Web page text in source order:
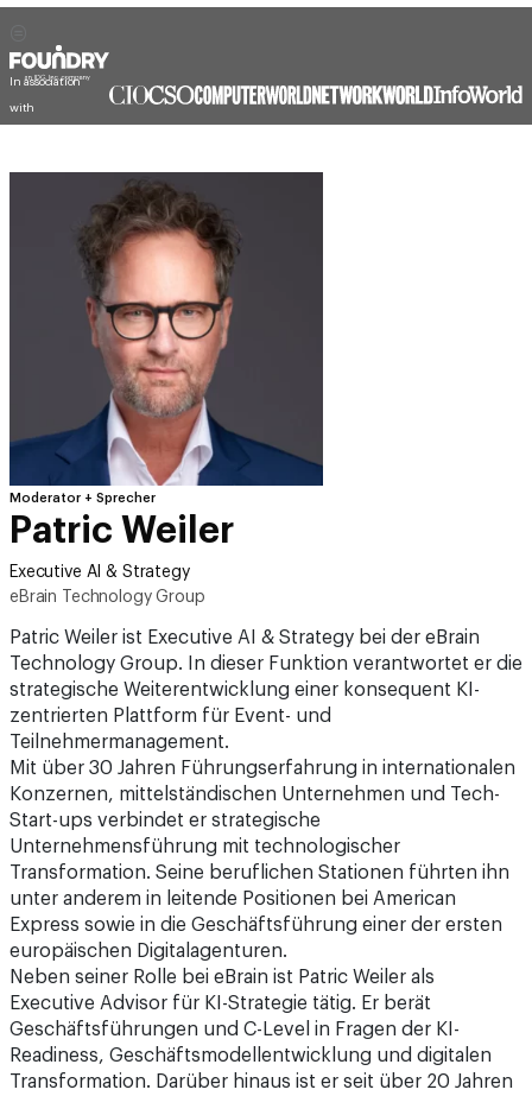
In association
with
Moderator + Sprecher
Patric Weiler
Executive AI & Strategy
eBrain Technology Group
Patric Weiler ist Executive AI & Strategy bei der eBrain
Technology Group. In dieser Funktion verantwortet er die
strategische Weiterentwicklung einer konsequent KI-
zentrierten Plattform für Event- und
Teilnehmermanagement.
Mit über 30 Jahren Führungserfahrung in internationalen
Konzernen, mittelständischen Unternehmen und Tech-
Start-ups verbindet er strategische
Unternehmensführung mit technologischer
Transformation. Seine beruflichen Stationen führten ihn
unter anderem in leitende Positionen bei American
Express sowie in die Geschäftsführung einer der ersten
europäischen Digitalagenturen.
Neben seiner Rolle bei eBrain ist Patric Weiler als
Executive Advisor für KI-Strategie tätig. Er berät
Geschäftsführungen und C-Level in Fragen der KI-
Readiness, Geschäftsmodellentwicklung und digitalen
Transformation. Darüber hinaus ist er seit über 20 Jahren